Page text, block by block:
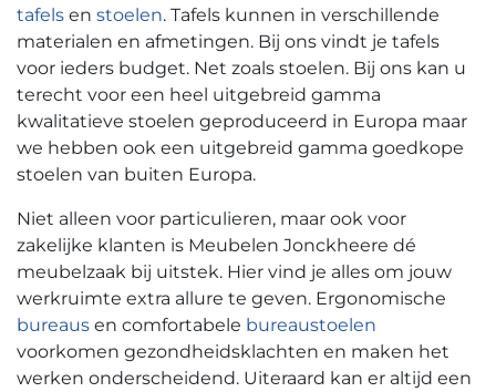
tafels en stoelen. Tafels kunnen in verschillende
materialen en afmetingen. Bij ons vindt je tafels
voor ieders budget. Net zoals stoelen. Bij ons kan u
terecht voor een heel uitgebreid gamma
kwalitatieve stoelen geproduceerd in Europa maar
we hebben ook een uitgebreid gamma goedkope
stoelen van buiten Europa.
Niet alleen voor particulieren, maar ook voor
zakelijke klanten is Meubelen Jonckheere dé
meubelzaak bij uitstek. Hier vind je alles om jouw
werkruimte extra allure te geven. Ergonomische
bureaus en comfortabele bureaustoelen
voorkomen gezondheidsklachten en maken het
werken onderscheidend. Uiteraard kan er altijd een